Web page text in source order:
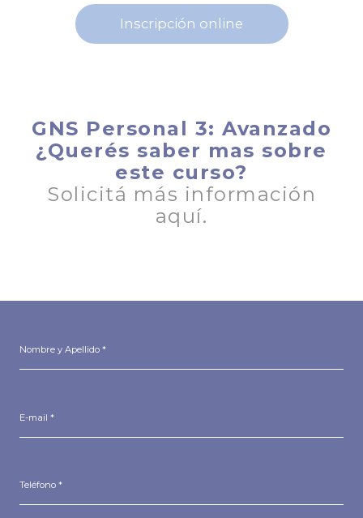
Inscripción online
GNS Personal 3: Avanzado
¿Querés saber mas sobre
este curso?
Solicitá más información
aquí.